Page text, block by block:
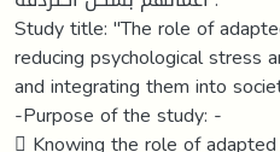
Study title: "The role of
reducing psychological stress
and integrating them into
-Purpose of the study: -
 Knowing the role of